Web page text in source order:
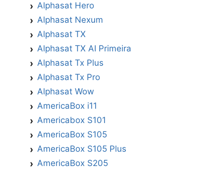
Alphasat Hero
Alphasat Nexum
Alphasat TX
Alphasat TX AI Primeira
Alphasat Tx Plus
Alphasat Tx Pro
Alphasat Wow
AmericaBox i11
Americabox S101
AmericaBox S105
AmericaBox S105 Plus
AmericaBox S205